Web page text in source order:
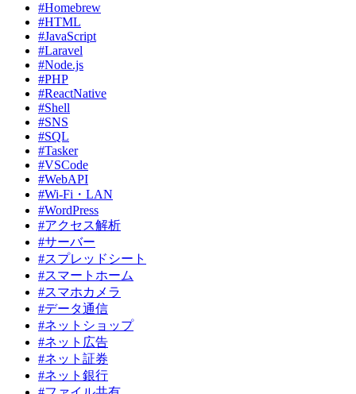
#Homebrew
#HTML
#JavaScript
#Laravel
#Node.js
#PHP
#ReactNative
#Shell
#SNS
#SQL
#Tasker
#VSCode
#WebAPI
#Wi-Fi・LAN
#WordPress
#アクセス解析
#サーバー
#スプレッドシート
#スマートホーム
#スマホカメラ
#データ通信
#ネットショップ
#ネット広告
#ネット証券
#ネット銀行